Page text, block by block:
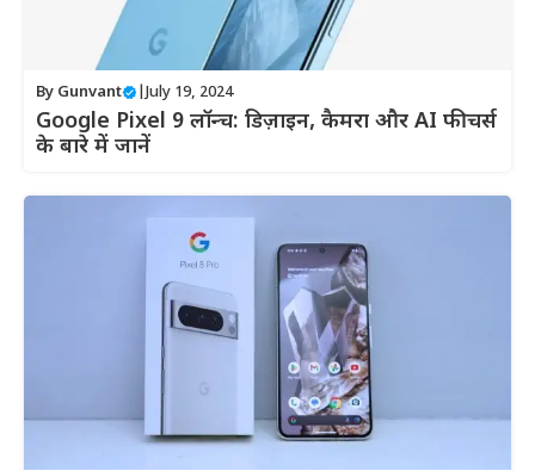
By Gunvant July 19, 2024
Google Pixel 9 लॉन्च: डिज़ाइन, कैमरा और AI फीचर्स
के बारे में जानें